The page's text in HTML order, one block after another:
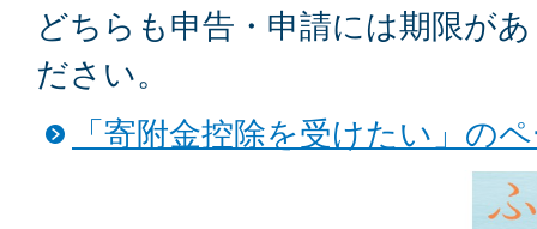
どちらも申告・申請には期限が
ださい。
「寄附金控除を受けたい」の